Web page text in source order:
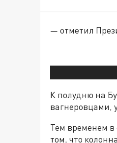
— отметил
К полудню на
вагнеровцами,
Тем временем
том, что